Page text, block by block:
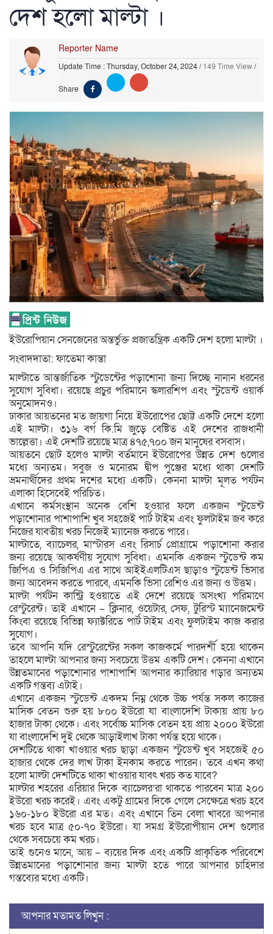
দেশ হলো মাল্টা ।
Reporter Name
Update Time : Thursday, October 24, 2024/149 Time View/
Share
ইউরোপিয়ান সেনজেনের অন্তর্ভুক্ত প্রজাতন্ত্রিক একটি দেশ হলো মাল্টা ।
সংবাদদাতা: ফাতেমা কান্তা
মাল্টাতে আন্তর্জাতিক স্টুডেন্টের পড়াশোনা জন্য দিচ্ছে নানান ধরনের
সুযোগ সুবিধা। রয়েছে প্রচুর পরিমানে স্কলারশিপ এবং স্টুডেন্ট ওয়ার্ক
অনুমোদনও।
ঢাকার আয়তনের মত জায়গা নিয়ে ইউরোপের ছোট্ট একটি দেশে হলো
এই মাল্টা। ৩১৬ বর্গ কি.মি জুড়ে বেষ্টিত এই দেশের রাজধানী
ভাল্লেত্তা। এই দেশটি রয়েছে মাত্র ৪৭৫,৭০০ জন মানুষের বসবাস।
আয়তনে ছোট হলেও মাল্টা বর্তমানে ইউরোপের উন্নত দেশ গুলোর
মধ্যে অন্যতম। সবুজ ও মনোরম দ্বীপ পুঞ্জের মধ্যে থাকা দেশটি
ভ্রমনার্থীদের প্রথম দশের মধ্যে একটি। কেননা মাল্টা মূলত পর্যটন
এলাকা হিসেবেই পরিচিত।
এখানে কর্মসংস্থান অনেক বেশি হওয়ার ফলে একজন স্টুডেন্ট
পড়াশোনার পাশাপাশি খুব সহজেই পার্ট টাইম এবং ফুলটাইম জব করে
নিজের যাবতীয় খরচ নিজেই ম্যানেজ করতে পারে।
মাল্টাতে, ব্যাচেলর, মাস্টারস এবং রিসার্চ প্রোগ্রামে পড়াশোনা করার
জন্য রয়েছে আকর্ষণীয় সুযোগ সুবিধা। এমনকি একজন স্টুডেন্ট কম
জিপিএ ও সিজিপিএ এর সাথে আইইএলটিএস ছাড়াও স্টুডেন্ট ভিসার
জন্য আবেদন করতে পারবে, এমনকি ভিসা রেশিও এর জন্য ও উত্তম।
মাল্টা পর্যটন কান্ট্রি হওয়াতে এই দেশে রয়েছে অসংখ্য পরিমাণে
রেস্টুরেন্ট। তাই এখানে – ক্লিনার, ওয়েটার, সেফ, টুরিস্ট ম্যানেজমেন্ট
কিংবা রয়েছে বিভিন্ন ফ্যাক্টরিতে পার্ট টাইম এবং ফুলটাইম কাজ করার
সুযোগ।
তবে আপনি যদি রেস্টুরেন্টের সকল কাজকর্মে পারদর্শী হয়ে থাকেন
তাহলে মাল্টা আপনার জন্য সবচেয়ে উত্তম একটি দেশ। কেননা এখানে
উন্নতমানের পড়াশোনার পাশাপাশি আপনার ক্যারিয়ার গড়ার অন্যতম
একটি গন্তব্য এটাই।
এখানে একজন স্টুডেন্ট একদম নিম্ন থেকে উচ্চ পর্যন্ত সকল কাজের
মাসিক বেতন শুরু হয় ৮০০ ইউরো যা বাংলাদেশি টাকায় প্রায় ৮০
হাজার টাকা থেকে। এবং সর্বোচ্চ মাসিক বেতন হয় প্রায় ২০০০ ইউরো
যা বাংলাদেশি দুই থেকে আড়াইলাখ টাকা পর্যন্ত হয়ে থাকে।
দেশটিতে থাকা খাওয়ার খরচ ছাড়া একজন স্টুডেন্ট খুব সহজেই ৫০
হাজার থেকে দের লাখ টাকা ইনকাম করতে পারেন। তবে এখন কথা
হলো মাল্টা দেশটিতে থাকা খাওয়ার যাবৎ খরচ কত যাবে?
মাল্টার শহরের এরিয়ার দিকে ব্যাচেলর’রা থাকতে পারবেন মাত্র ২০০
ইউরো খরচ করেই। এবং একটু গ্রামের দিকে গেলে সেক্ষেত্রে খরচ হবে
১৬০-১৮০ ইউরো এর মত। এবং এখানে তিন বেলা খাবরে আপনার
খরচ হবে মাত্র ৫০-৭০ ইউরো। যা সমগ্র ইউরোপীয়ান দেশ গুলোর
থেকে সবচেয়ে কম খরচ।
তাই গুনেও মানে, আয় – ব্যয়ের দিক এবং একটি প্রাকৃতিক পরিবেশে
উন্নতমানের পড়াশোনার জন্য মাল্টা হতে পারে আপনার চাহিদার
গন্তব্যের মধ্যে একটি।
আপনার মতামত লিখুন :